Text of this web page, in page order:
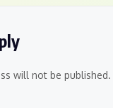
will not be published.